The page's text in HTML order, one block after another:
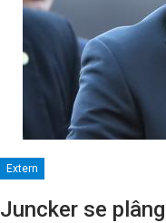
Extern
Juncker se